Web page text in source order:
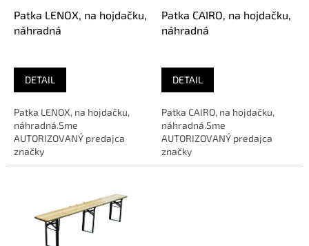
Patka LENOX, na hojdačku,
náhradná
DETAIL
Patka LENOX, na hojdačku,
náhradná.Sme
AUTORIZOVANÝ predajca
značky
Patka CAIRO, na hojdačku,
náhradná
DETAIL
Patka CAIRO, na hojdačku,
náhradná.Sme
AUTORIZOVANÝ predajca
značky